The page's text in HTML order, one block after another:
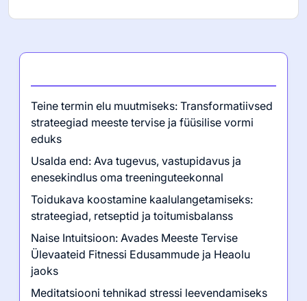
Teine termin elu muutmiseks: Transformatiivsed
strateegiad meeste tervise ja füüsilise vormi
eduks
Usalda end: Ava tugevus, vastupidavus ja
enesekindlus oma treeninguteekonnal
Toidukava koostamine kaalulangetamiseks:
strateegiad, retseptid ja toitumisbalanss
Naise Intuitsioon: Avades Meeste Tervise
Ülevaateid Fitnessi Edusammude ja Heaolu
jaoks
Meditatsiooni tehnikad stressi leevendamiseks